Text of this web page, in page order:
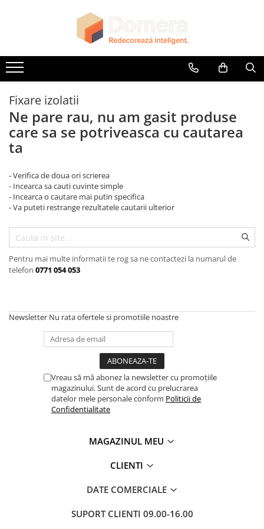
Parchet SPC
Riflaje Decorative
Riflaj exterior
Riflaje Interioare
Glafuri Interioare
Glafuri Exterioare
Plinte, Plinte PVC, Plinte MDF
Plinte PVC
Plinte MDF Premium
Accesorii Plinte
Terminatii Plinta
Colt Exterior Plinta
Colt Interior Plinta
Accesorii Lambriuri
Accesorii Riflaje Decorative
Accesorii Universale
Capac Glaf Interior
Izolatie Parchet
Prag de trecere
Lambriuri PVC
Lambriuri Premium
Panouri Decorative
Panouri Decorative SPC
Panouri Decorative Premium
Fixare izolatii
Ne pare rau, nu am gasit produse
care sa se potriveasca cu cautarea
ta
- Verifica de doua ori scrierea
- Incearca sa cauti cuvinte simple
- Incearca o cautare mai putin specifica
- Va puteti restrange rezultatele cautarii ulterior
Pentru mai multe informatii te rog sa ne contactezi la numarul de
telefon 0771 054 053
Newsletter Nu rata ofertele si promotiile noastre
Vreau să mă abonez la newsletter cu promoțiile
magazinului. Sunt de acord cu prelucrarea
datelor mele personale conform Politicii de
Confidentialitate
MAGAZINUL MEU
CLIENTI
DATE COMERCIALE
SUPORT CLIENTI 09.00-16.00